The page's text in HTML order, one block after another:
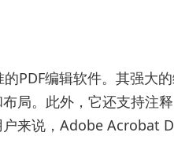
PDF编辑软件。其强大
局。此外，它还支持注
来说，Adobe Acrobat